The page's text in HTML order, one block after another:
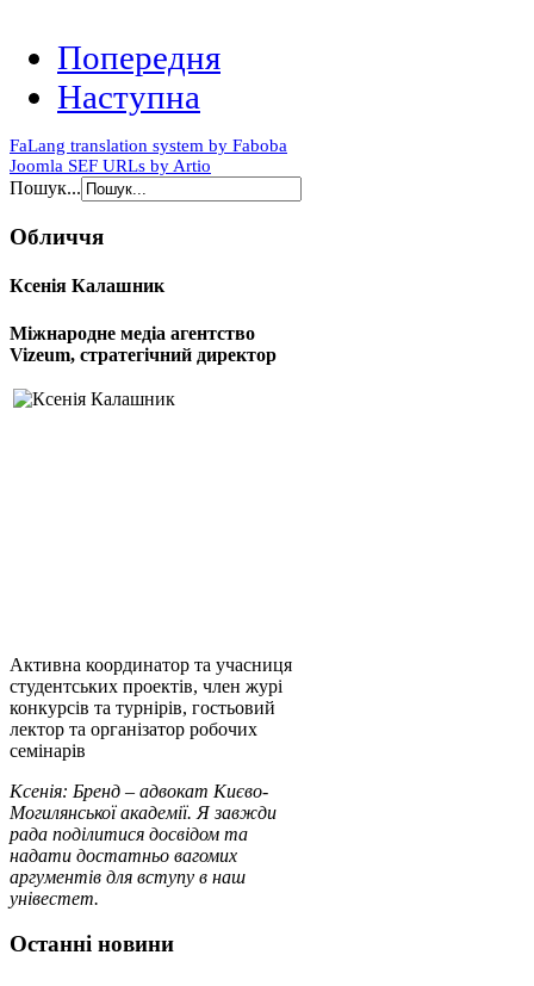
Попередня
Наступна
FaLang translation system by Faboba
Joomla SEF URLs by Artio
Пошук...
Обличчя
Ксенія Калашник
Міжнародне медіа агентство
Vizeum, стратегічний директор
Активна координатор та учасниця
студентських проектів, член журі
конкурсів та турнірів, гостьовий
лектор та організатор робочих
семінарів
Ксенія: Бренд – адвокат Києво-
Могилянської академії. Я завжди
рада поділитися досвідом та
надати достатньо вагомих
аргументів для вступу в наш
унівестет.
Останні новини